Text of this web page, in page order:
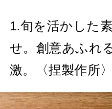
2026年2月号「良運
2026年1月号「猫
2025年12月号「
1.旬を活かした
せ。創意あふれ
激。〈捏製作所〉